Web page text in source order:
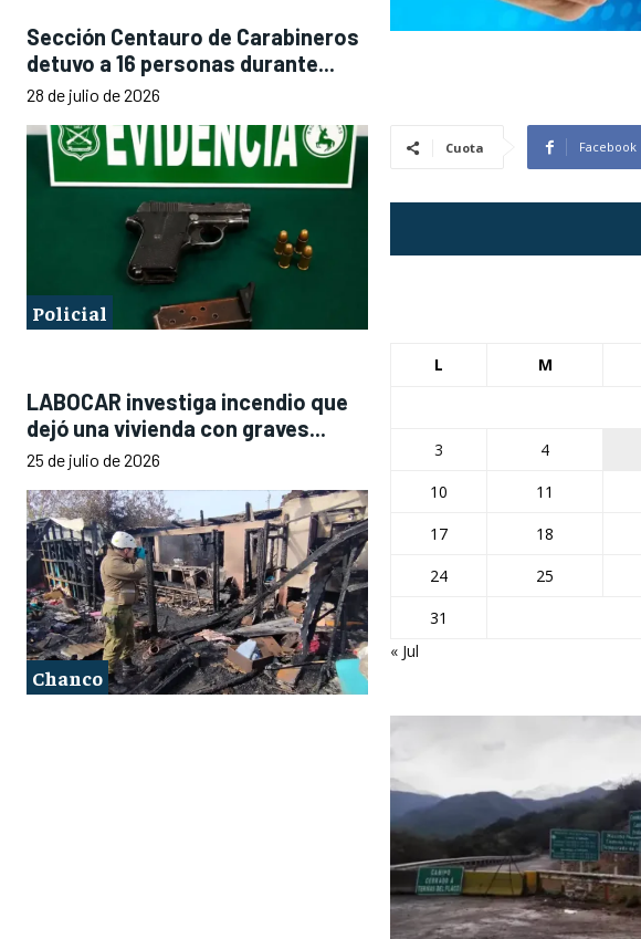
Sección Centauro de Carabineros
detuvo a 16 personas durante...
28 de julio de 2026
Policial
LABOCAR investiga incendio que
dejó una vivienda con graves...
25 de julio de 2026
Chanco
Cuota Facebook
L M
3
4
10
11
17
18
24
25
31
« Jul